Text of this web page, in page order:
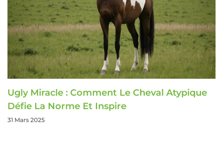
Ugly Miracle : Comment Le Cheval Atypique
Défie La Norme Et Inspire
31 Mars 2025